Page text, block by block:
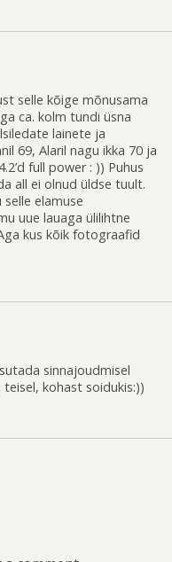
selle kõige mõnusama
ca. kolm tundi üsna
lainete ja
69, Alaril nagu ikka 70 ja
full power : )) Puhus
all ei olnud üldse tuult.
elamuse
uue lauaga ülilihtne
kus kõik fotograafid
sinnajoudmisel
kohast soidukis:))